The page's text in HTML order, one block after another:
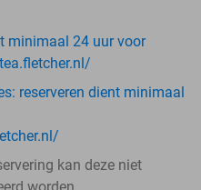
minimaal 24 uur voor
reserveren dient minimaal
kan deze niet